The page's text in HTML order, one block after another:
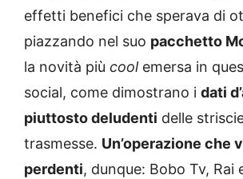
effetti benefici che sperava di
piazzando nel suo pacchetto
la novità più coolemersa in
social, come dimostrano i dati
piuttosto deludenti delle
trasmesse. Un’operazione che
perdenti, dunque: Bobo Tv, Rai